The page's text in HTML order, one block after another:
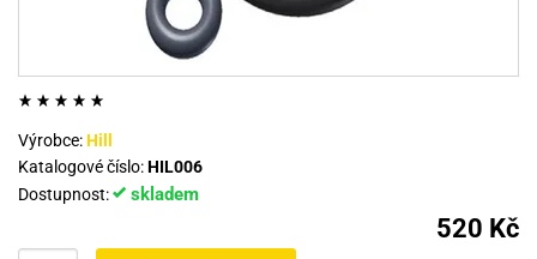
Výrobce:Hill
Katalogové číslo:HIL006
Dostupnost:
skladem
520 Kč